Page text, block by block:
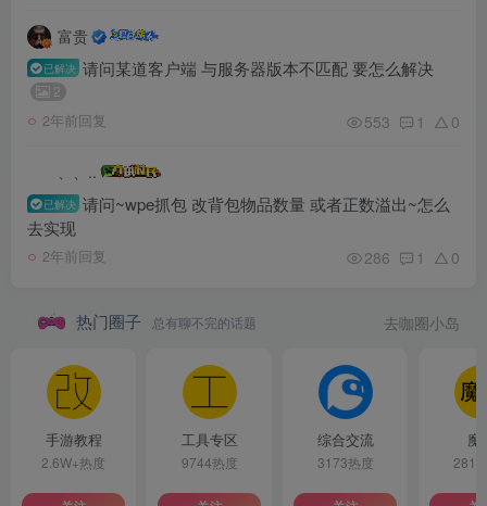
富贵
已解决 请问某道客户端 与服务器版本不匹配 要怎么解决
2
2年前回复 553 1 0
、、..
已解决 请问~wpe抓包 改背包物品数量 或者正数溢出~怎么
去实现
2年前回复 286 1 0
热门圈子 总有聊不完的话题 去咖圈小岛
手游教程
2.6W+热度
工具专区
9744热度
综合交流
3173热度
魔
2811